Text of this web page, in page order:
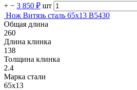
+ − 3 850 ₽ шт
Нож Витязь сталь 65х13 B5430
Общая длина
260
Длина клинка
138
Толщина клинка
2.4
Марка стали
65х13